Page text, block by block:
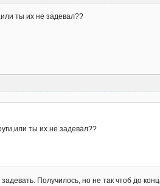
ты их не задевал??
ты их не задевал??
Получилось, но не так чтоб до